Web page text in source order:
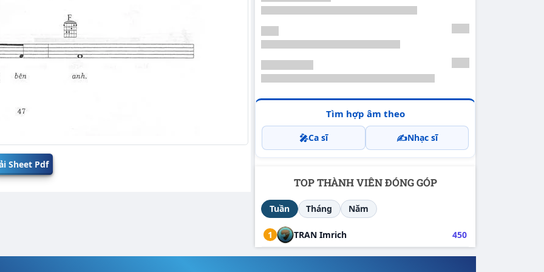
Sheet Pdf
Tìm hợp âm theo
🎤Ca sĩ ✍️Nhạc sĩ
TOP THÀNH VIÊN ĐÓNG GÓP
Tuần Tháng Năm
1 TRAN Imrich 450